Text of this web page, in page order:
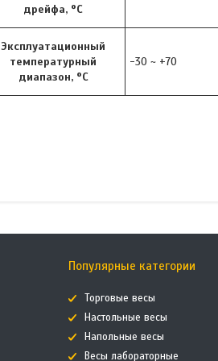
дрейфа, °C
Эксплуатационный
температурный
диапазон, °C
-30 ~ +70
Популярные категории
Торговые весы
Настольные весы
Напольные весы
Весы лабораторные